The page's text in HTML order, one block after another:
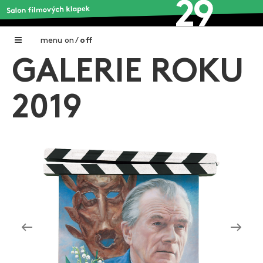
menu on / off
Home
Galerie filmových klapek
O projektu
Aktuální výstavy
Aukce filmových klapek
Aktuality
GALERIE ROKU
2019